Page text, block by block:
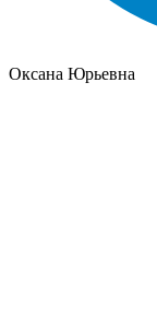
Оксана Юрьевна